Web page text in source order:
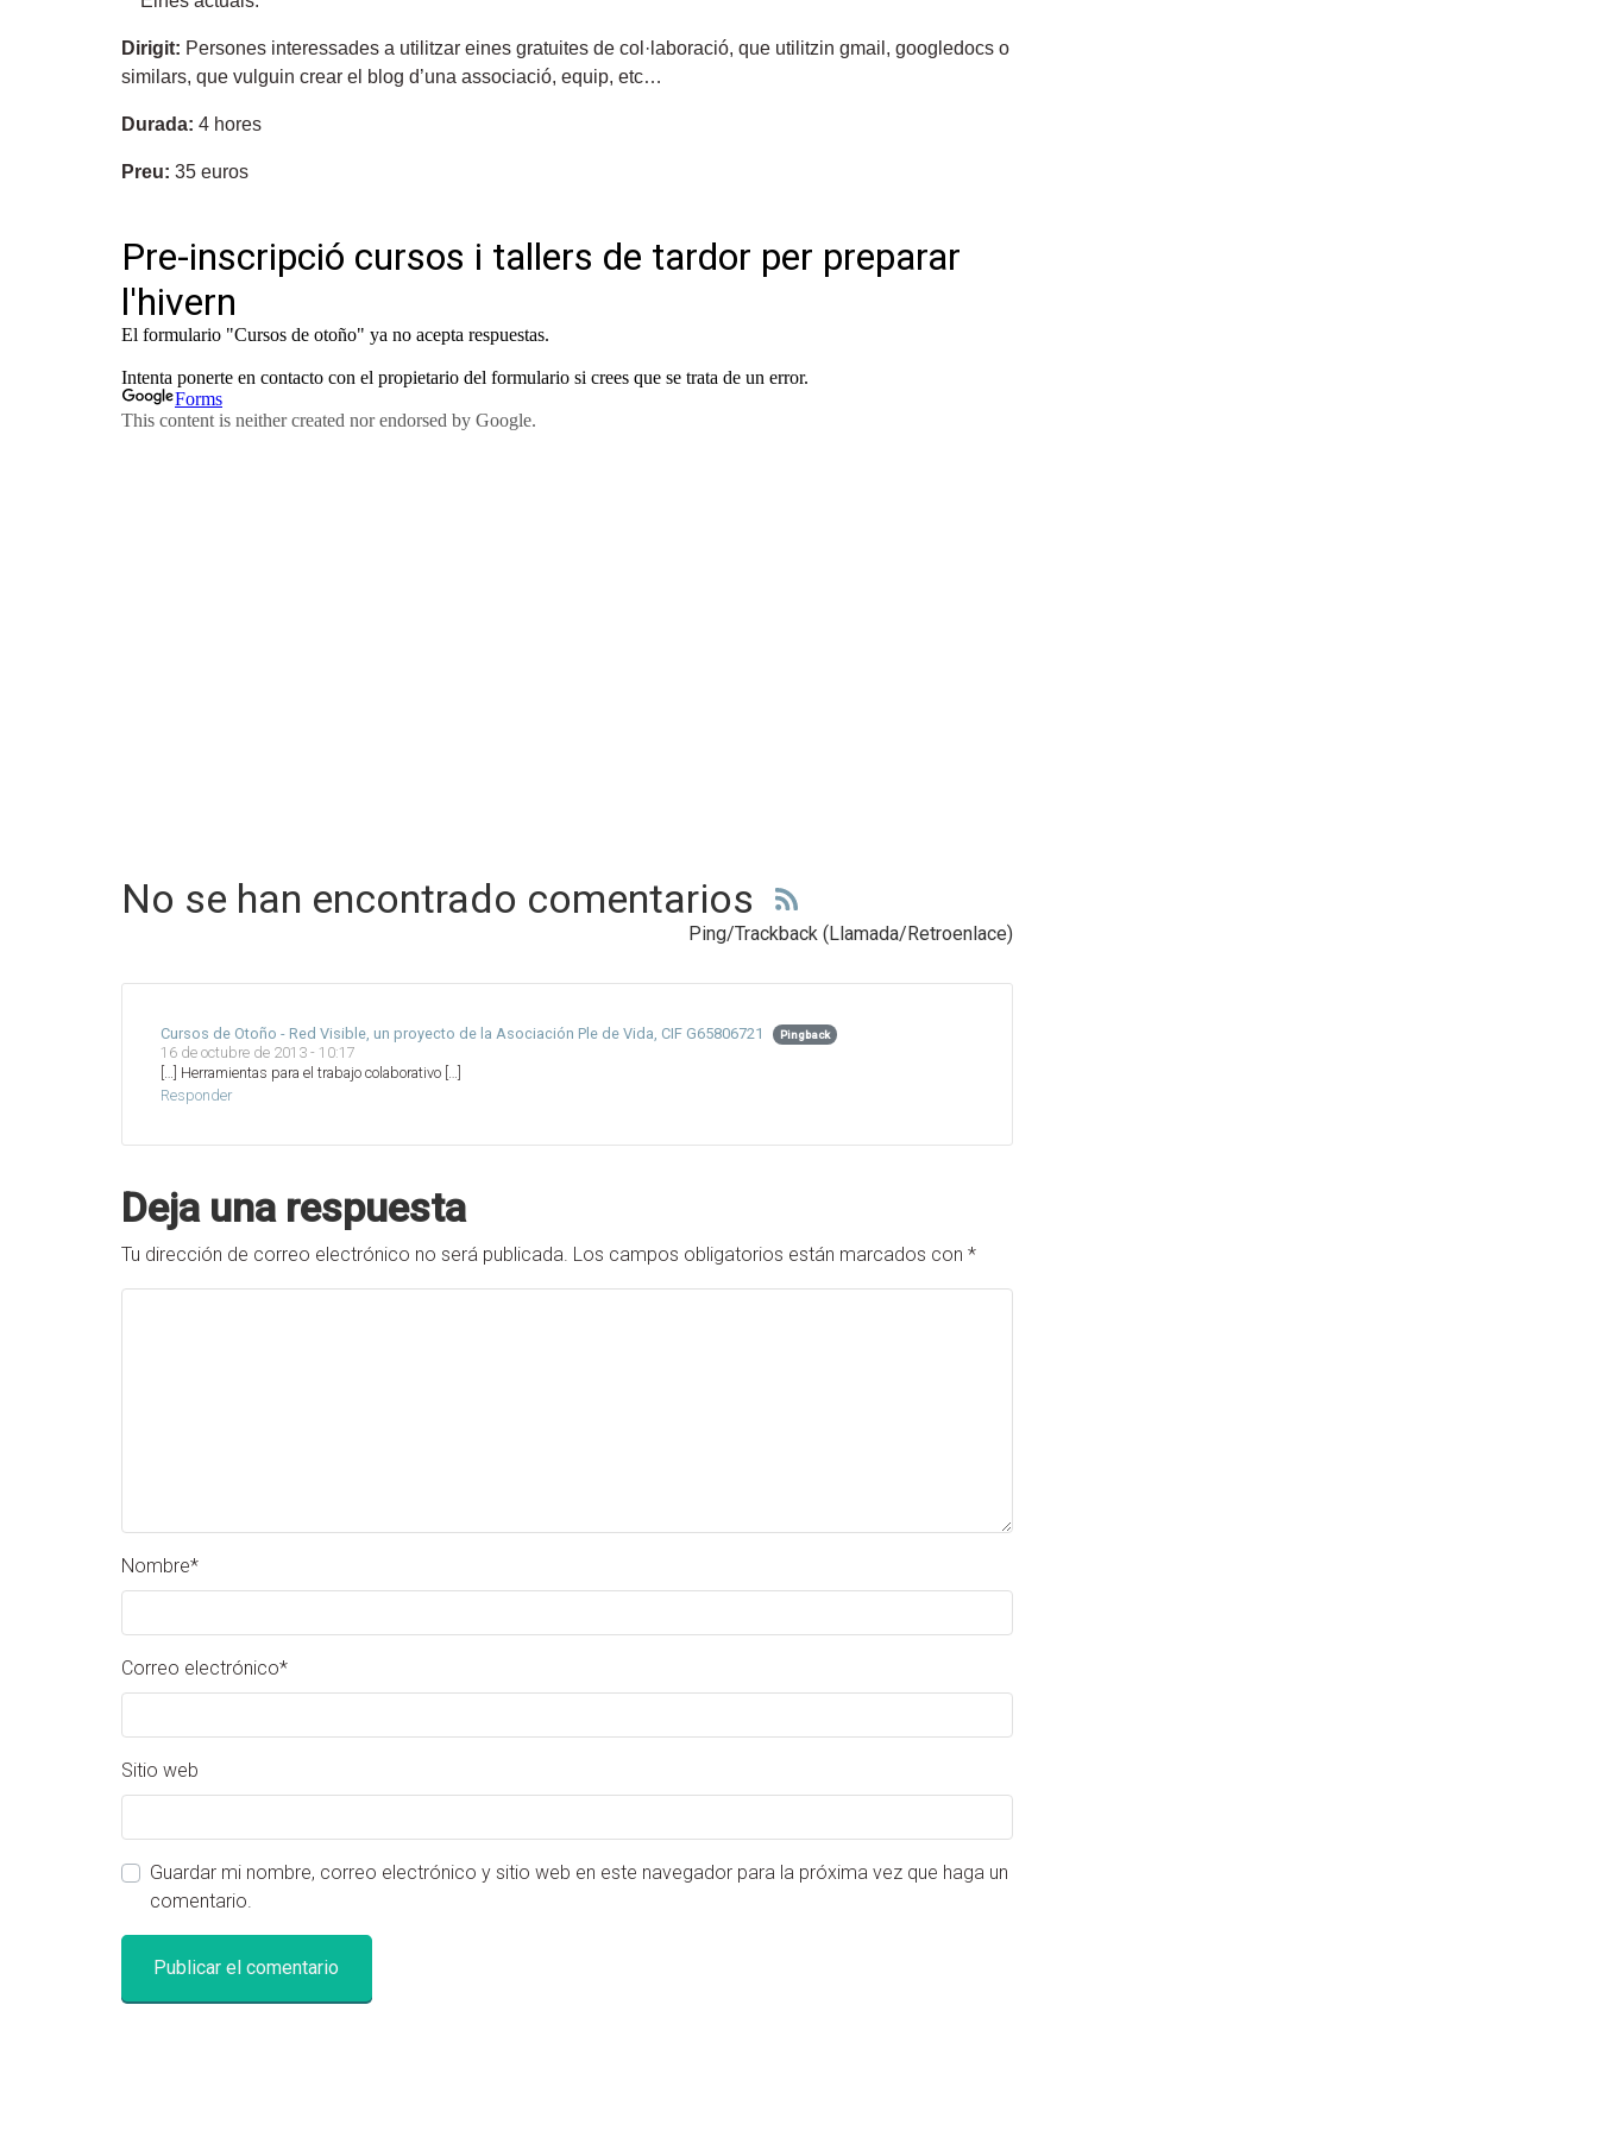
Dirigit: Persones interessades a utilitzar eines gratuites de col·laboració, que utilitzin gmail, googledocs o
similars, que vulguin crear el blog d’una associació, equip, etc…
Durada: 4 hores
Preu: 35 euros
No se han encontrado comentarios
Ping/Trackback (Llamada/Retroenlace)
Cursos de Otoño - Red Visible, un proyecto de la Asociación Ple de Vida, CIF G65806721 Pingback
16 de octubre de 2013 - 10:17
[…] Herramientas para el trabajo colaborativo […]
Responder
Deja una respuesta
Tu dirección de correo electrónico no será publicada. Los campos obligatorios están marcados con *
Nombre*
Correo electrónico*
Sitio web
Guardar mi nombre, correo electrónico y sitio web en este navegador para la próxima vez que haga un
comentario.